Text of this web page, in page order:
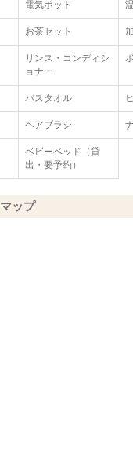
電気ポット
お茶セット
リンス・コンディシ
ョナー
バスタオル
ヘアブラシ
ベビーベッド（貸
出・要予約）
ップ